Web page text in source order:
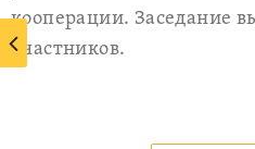
кооперации. Заседание
участников.